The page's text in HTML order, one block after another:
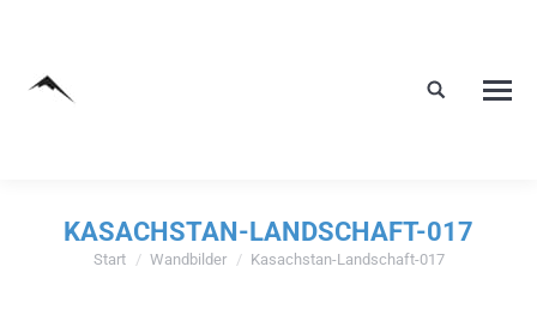
KASACHSTAN-LANDSCHAFT-017
Sie befinden sich hier:
Start Wandbilder Kasachstan-Landschaft-017